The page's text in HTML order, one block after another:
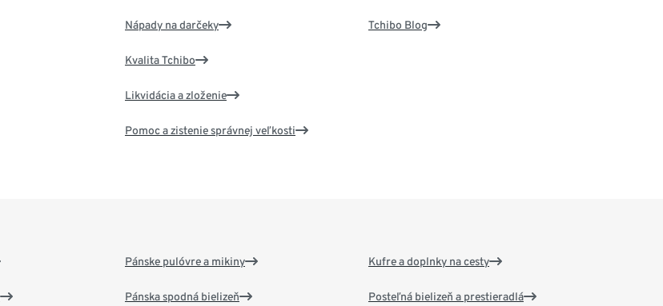
Nápady na darčeky
Kvalita Tchibo
Likvidácia a zloženie
Pomoc a zistenie správnej veľkosti
Tchibo Blog
Pánske pulóvre a mikiny
Pánska spodná bielizeň
Kufre a doplnky na cesty
Posteľná bielizeň a prestieradlá